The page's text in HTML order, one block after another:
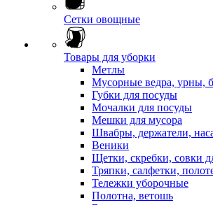
Сетки овощные
Товары для уборки
Метлы
Мусорные ведра, урны,
Губки для посуды
Мочалки для посуды
Мешки для мусора
Швабры, держатели,
Веники
Щетки, скребки, совки
Тряпки, салфетки,
Тележки уборочные
Полотна, ветошь